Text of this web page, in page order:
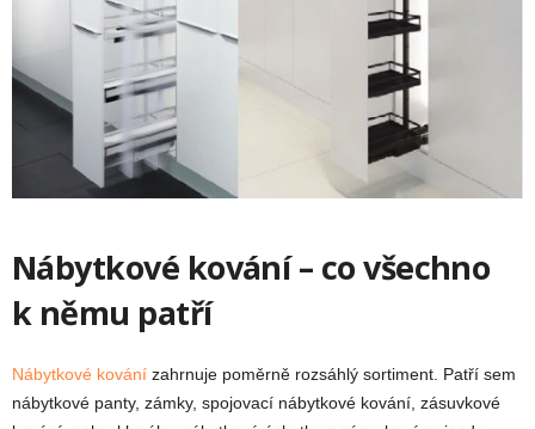
Nábytkové kování – co všechno
k němu patří
Nábytkové kování zahrnuje poměrně rozsáhlý sortiment. Patří sem
nábytkové panty, zámky, spojovací nábytkové kování, zásuvkové